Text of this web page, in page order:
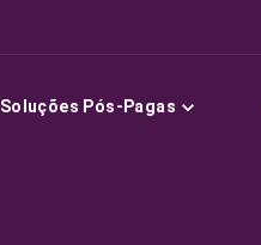
Soluções Pós-Pagas